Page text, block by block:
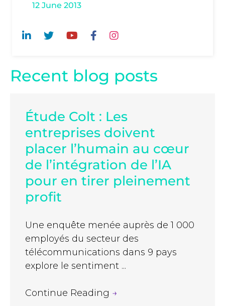
12 June 2013
Recent blog posts
Étude Colt : Les
entreprises doivent
placer l’humain au cœur
de l’intégration de l’IA
pour en tirer pleinement
profit
Une enquête menée auprès de 1 000
employés du secteur des
télécommunications dans 9 pays
explore le sentiment ...
Continue Reading →